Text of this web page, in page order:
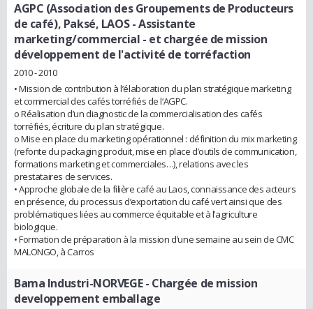
AGPC (Association des Groupements de Producteurs
de café), Paksé, LAOS- Assistante
marketing/commercial - et chargée de mission
développement de l'activité de torréfaction
2010 - 2010
• Mission de contribution à l’élaboration du plan stratégique marketing
et commercial des cafés torréfiés de l‘AGPC.
o Réalisation d’un diagnostic de la commercialisation des cafés
torréfiés, écriture du plan stratégique.
o Mise en place du marketing opérationnel : définition du mix marketing
(refonte du packaging produit, mise en place d’outils de communication,
formations marketing et commerciales…), relations avec les
prestataires de services.
• Approche globale de la filière café au Laos, connaissance des acteurs
en présence, du processus d’exportation du café vert ainsi que des
problématiques liées au commerce équitable et à l’agriculture
biologique.
• Formation de préparation à la mission d’une semaine au sein de CMC
MALONGO, à Carros
Bama Industri-NORVEGE- Chargée de mission
developpement emballage